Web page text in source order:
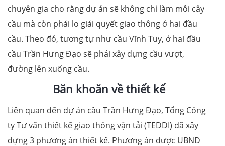
chuyên gia cho rằng dự án sẽ không chỉ làm mỗi cây
cầu mà còn phải lo giải quyết giao thông ở hai đầu
cầu. Theo đó, tương tự như cầu Vĩnh Tuy, ở hai đầu
cầu Trần Hưng Đạo sẽ phải xây dựng cầu vượt,
đường lên xuống cầu.
Băn khoăn về thiết kế
Liên quan đến dự án cầu Trần Hưng Đạo, Tổng Công
ty Tư vấn thiết kế giao thông vận tải (TEDDI) đã xây
dựng 3 phương án thiết kế. Phương án được UBND